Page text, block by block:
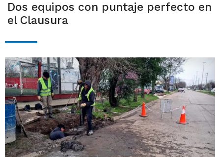
Dos equipos con puntaje perfecto en
el Clausura